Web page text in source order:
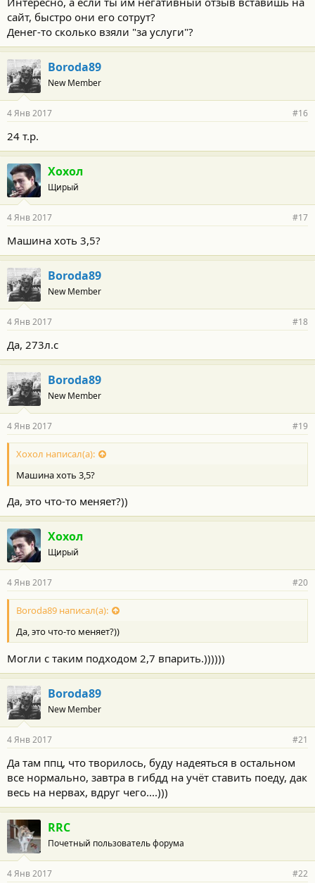
сайт, быстро они его сотрут?
Денег-то сколько взяли "за услуги"?
Boroda89
New Member
4 Янв 2017 #16
24 т.р.
Хохол
Щирый
4 Янв 2017 #17
Машина хоть 3,5?
Boroda89
New Member
4 Янв 2017 #18
Да, 273л.с
Boroda89
New Member
4 Янв 2017 #19
Хохол написал(а):
Машина хоть 3,5?
Да, это что-то меняет?))
Хохол
Щирый
4 Янв 2017 #20
Boroda89 написал(а):
Да, это что-то меняет?))
Могли с таким подходом 2,7 впарить.))))))
Boroda89
New Member
4 Янв 2017 #21
Да там ппц, что творилось, буду надеяться в остальном
все нормально, завтра в гибдд на учёт ставить поеду, дак
весь на нервах, вдруг чего....)))
RRC
Почетный пользователь форума
4 Янв 2017 #22